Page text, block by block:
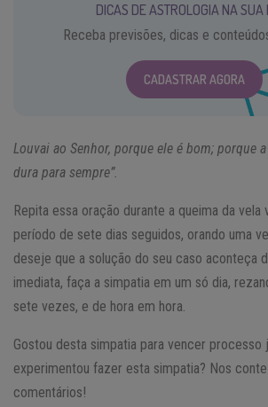
DICAS DE ASTROLOGIA NA SUA
Receba previsões, dicas e
CADASTRAR AGORA
Louvai ao Senhor, porque ele é bom; porque
dura para sempre”.
Repita essa oração durante a queima da vela
período de sete dias seguidos, orando uma
deseje que a solução do seu caso aconteça
imediata, faça a simpatia em um só dia,
sete vezes, e de hora em hora.
Gostou desta simpatia para vencer processo
experimentou fazer esta simpatia? Nos
comentários!